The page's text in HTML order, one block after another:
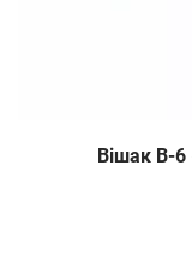
Вішак В-